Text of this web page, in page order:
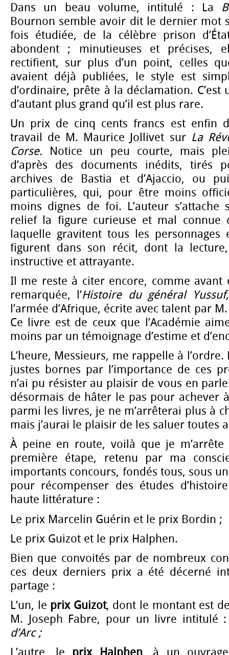
Dans un beau volume, intitulé : La
Bournon semble avoir dit le dernier mot
fois étudiée, de la célèbre prison
abondent ; minutieuses et précises,
rectifient, sur plus d’un point, celles
avaient déjà publiées, le style est
d’ordinaire, prête à la déclamation.
d’autant plus grand qu’il est plus rare.
Un prix de cinq cents francs est enfin
travail de M. Maurice Jollivet sur La
Corse. Notice un peu courte, mais
d’après des documents inédits, tirés
archives de Bastia et d’Ajaccio, ou
particulières, qui, pour être moins
moins dignes de foi. L’auteur
relief la figure curieuse et mal connue
laquelle gravitent tous les
figurent dans son récit, dont la
instructive et attrayante.
Il me reste à citer encore, comme avant
remarquée, l’Histoire du général
l’armée d’Afrique, écrite avec talent par
Ce livre est de ceux que l’Académie
moins par un témoignage d’estime et
L’heure, Messieurs, me rappelle à
justes bornes par l’importance de ces
n’ai pu résister au plaisir de vous en
désormais de hâter le pas pour achever
parmi les livres, je ne m’arrêterai plus à
mais j’aurai le plaisir de les saluer toutes
À peine en route, voilà que je
première étape, retenu par ma
importants concours, fondés tous, sous
pour récompenser des études
haute littérature :
Le prix Marcelin Guérin et le prix Bordin ;
Le prix Guizot et le prix Halphen.
Bien que convoités par de nombreux
ces deux derniers prix a été décerné
partage :
L’un, le prix Guizot, dont le montant est
M. Joseph Fabre, pour un livre intitulé
d’Arc ;